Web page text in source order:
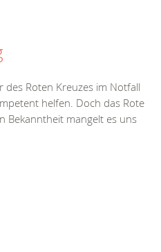
des Roten Kreuzes im Notfall
helfen. Doch das Rote
Bekanntheit mangelt es uns